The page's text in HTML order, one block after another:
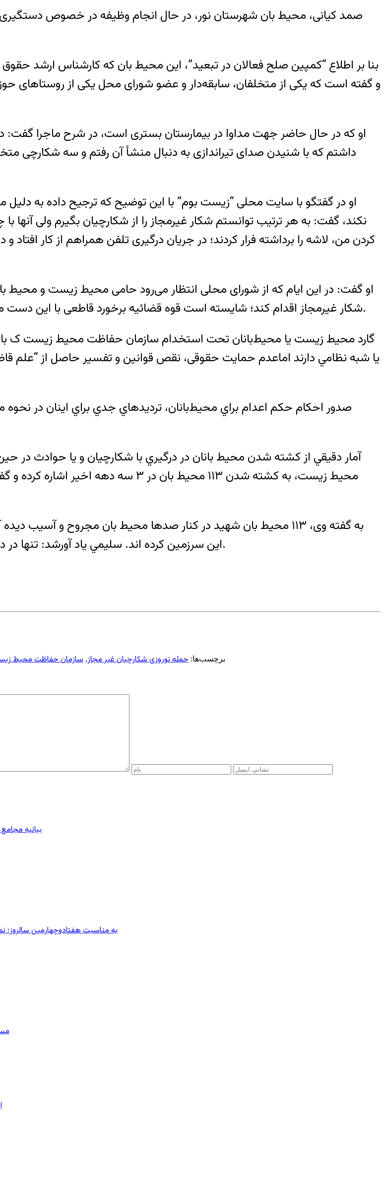
صمد کیانی، محیط بان شهرستان نور، در حال انجام وظیفه در خصوص دستگیری
بنا بر اطلاع “کمپین صلح فعالان در تبعید”، این محیط بان که کارشناس ارشد
و گفته است که یکی از متخلفان، سابقه‌دار و عضو شورای محل یکی از روستاهای
او که در حال حاضر جهت مداوا در بیمارستان بستری‌ است، در شرح ماجرا
داشتم که با شنیدن صدای تیراندازی به دنبال منشأ آن رفتم و سه شکارچی
او در گفتگو با سایت محلی “زیست بوم” با این توضیح که ترجیح داده به
نکند، گفت: به هر ترتیب توانستم شکار غیرمجاز را از شکارچیان بگیرم ولی
کردن من، لاشه را برداشته فرار کردند؛ در جریان درگیری تلفن همراهم از کار
او گفت: در این ایام که از شورای محلی انتظار می‌رود حامی محیط زیست و محیط
شکار غیرمجاز اقدام کند؛ شایسته است قوه قضائیه برخورد قاطعی با این دست متخلفان داشته باشد تا آنها دیگر به فکر تکرار جرم خود نیافتند.
گارد محيط زيست یا محيط‌بانان تحت استخدام سازمان حفاظت محيط زيست ک
يا شبه نظامي دارند اماعدم حمايت حقوقى، نقص قوانين و تفسير حاصل از “علم
صدور احکام حكم اعدام براي محيط‌بانان، ترديدهاي جدي براي اينان در
محيط زيست، به کشته شدن ١١٣ محيط بان
به گفته وى، ١١٣ محيط بان شهيد در کنار صدها محيط بان مجروح و
اين سرزمين کرده اند. سليمي ياد آورشد: تنها در دو و نيم سال گذشته ٨ محيط بان توسط شکارچي ها کشته اند.
برچسب‌ها: حمله نوروزی شکارچیان غیر مجاز, سازمان حفاظت محيط
بیانیه
به مناسبت هفتادوچهارمین سالروز: نمایندگان مجلس